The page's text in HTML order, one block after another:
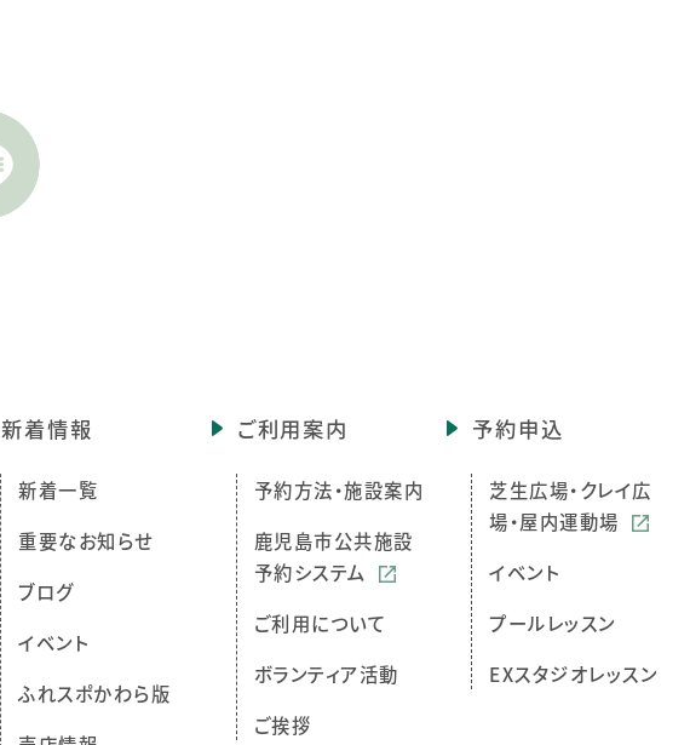
新着情報
新着一覧
重要なお知らせ
ブログ
イベント
ふれスポかわら版
ご利用案内
予約方法・施設案内
鹿児島市公共施設
予約システム
ご利用について
ボランティア活動
ご挨拶
予約申込
芝生広場・クレイ広
場・屋内運動場
イベント
プールレッスン
EXスタジオレッスン